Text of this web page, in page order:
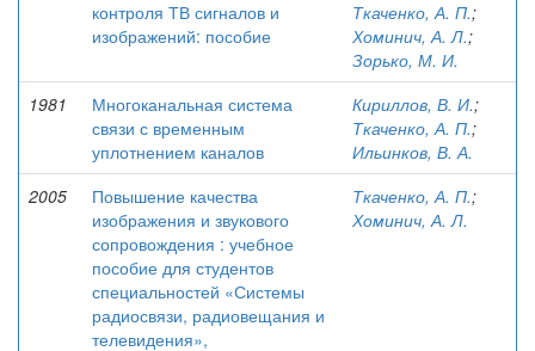
контроля ТВ сигналов и
изображений: пособие
Ткаченко, А. П.;
Хоминич, А. Л.;
Зорько, М. И.
1981
Многоканальная система
связи с временным
уплотнением каналов
Кириллов, В. И.;
Ткаченко, А. П.;
Ильинков, В. А.
2005
Повышение качества
изображения и звукового
сопровождения : учебное
пособие для студентов
специальностей «Системы
радиосвязи, радиовещания и
телевидения»,
Ткаченко, А. П.;
Хоминич, А. Л.